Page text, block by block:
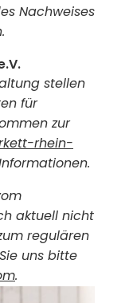
Nachweises
stellen
für
zur
rhein-
aktuell nicht
regulären
uns bitte
.